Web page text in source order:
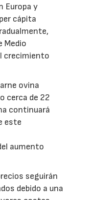
Europa y
cápita
Medio
crecimiento
ovina
cerca de 22
continuará
este
aumento
seguirán
debido a una